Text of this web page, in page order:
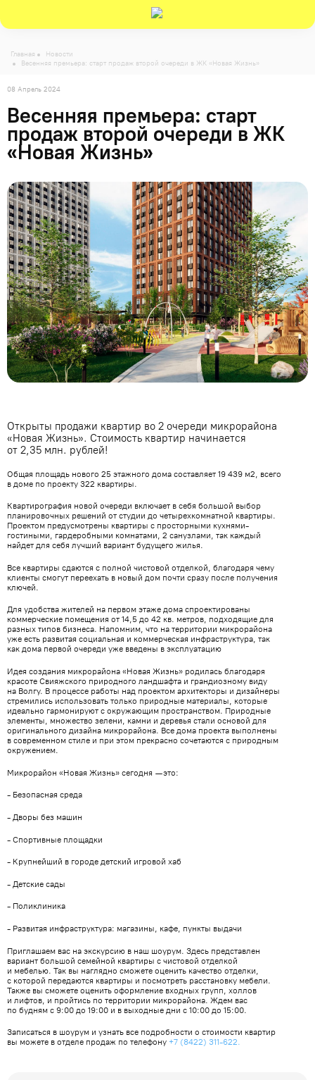
Главная
Новости
Весенняя премьера: старт продаж второй очереди в ЖК «Новая Жизнь»
08 Апрель 2024
Весенняя премьера: старт
продаж второй очереди в ЖК
«Новая Жизнь»
Открыты продажи квартир во 2 очереди микрорайона
«Новая Жизнь». Стоимость квартир начинается
от 2,35 млн. рублей!
Общая площадь нового 25 этажного дома составляет 19 439 м2 , всего
в доме по проекту 322 квартиры.
Квартирография новой очереди включает в себя большой выбор
планировочных решений от студии до четырехкомнатной квартиры.
Проектом предусмотрены квартиры с просторными кухнями-
гостиными, гардеробными комнатами, 2 санузлами, так каждый
найдет для себя лучший вариант будущего жилья.
Все квартиры сдаются с полной чистовой отделкой, благодаря чему
клиенты смогут переехать в новый дом почти сразу после получения
ключей.
Для удобства жителей на первом этаже дома спроектированы
коммерческие помещения от 14,5 до 42 кв. метров, подходящие для
разных типов бизнеса. Напомним, что на территории микрорайона
уже есть развитая социальная и коммерческая инфраструктура, так
как дома первой очереди уже введены в эксплуатацию
Идея создания микрорайона «Новая Жизнь» родилась благодаря
красоте Свияжского природного ландшафта и грандиозному виду
на Волгу. В процессе работы над проектом архитекторы и дизайнеры
стремились использовать только природные материалы, которые
идеально гармонируют с окружающим пространством. Природные
элементы, множество зелени, камни и деревья стали основой для
оригинального дизайна микрорайона. Все дома проекта выполнены
в современном стиле и при этом прекрасно сочетаются с природным
окружением.
Микрорайон «Новая Жизнь» сегодня — это:
- Безопасная среда
- Дворы без машин
- Спортивные площадки
- Крупнейший в городе детский игровой хаб
- Детские сады
- Поликлиника
- Развитая инфраструктура: магазины, кафе, пункты выдачи
Приглашаем вас на экскурсию в наш шоурум. Здесь представлен
вариант большой семейной квартиры с чистовой отделкой
и мебелью. Так вы наглядно сможете оценить качество отделки,
с которой передаются квартиры и посмотреть расстановку мебели.
Также вы сможете оценить оформление входных групп, холлов
и лифтов, и пройтись по территории микрорайона. Ждем вас
по будням с 9:00 до 19:00 и в выходные дни с 10:00 до 15:00.
Записаться в шоурум и узнать все подробности о стоимости квартир
вы можете в отделе продаж по телефону +7 (8422) 311-622.